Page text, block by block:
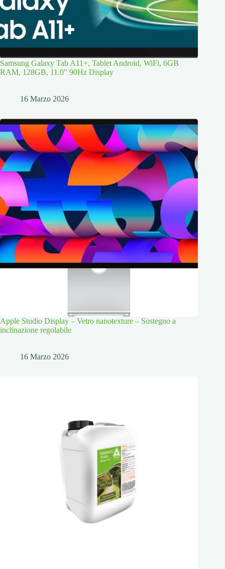
Samsung Galaxy Tab A11+, Tablet Android, WiFi, 6GB
RAM, 128GB, 11.0″ 90Hz Display
16 Marzo 2026
Apple Studio Display – Vetro nanotexture – Sostegno a
inclinazione regolabile
16 Marzo 2026